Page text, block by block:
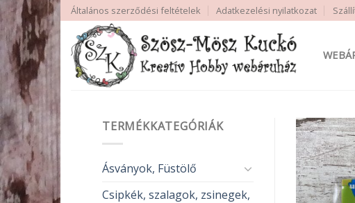
Skip
to
content
Általános szerződési feltételek Adatkezelési nyilatkozat
TERMÉKKATEGÓRIÁK
Ásványok, Füstölő
Csipkék, szalagok, zsinegek,